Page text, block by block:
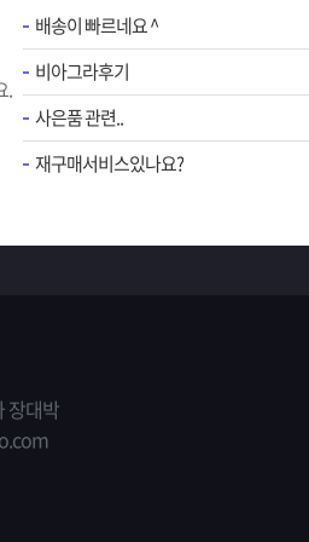
.
배송이 빠르네요 ^
비아그라후기
사은품 관련..
재구매서비스있나요?
장대박